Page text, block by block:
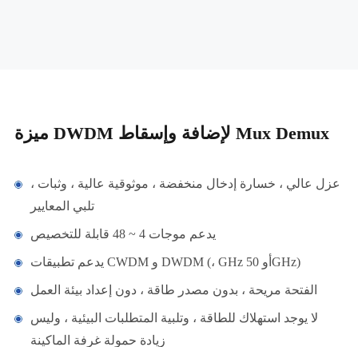
ميزة DWDM لإضافة وإسقاط Mux Demux
عزل عالي ، خسارة إدخال منخفضة ، موثوقية عالية ، وثبات ،
تلبي المعايير
يدعم موجات 4 ~ 48 قابلة للتخصيص
يدعم تطبيقات CWDM و DWDM (، GHz أو 50GHz)
الفتحة مريحة ، بدون مصدر طاقة ، دون إعداد بيئة العمل
لا يوجد استهلاك للطاقة ، وتلبية المتطلبات البيئية ، وليس
زيادة حمولة غرفة الماكينة